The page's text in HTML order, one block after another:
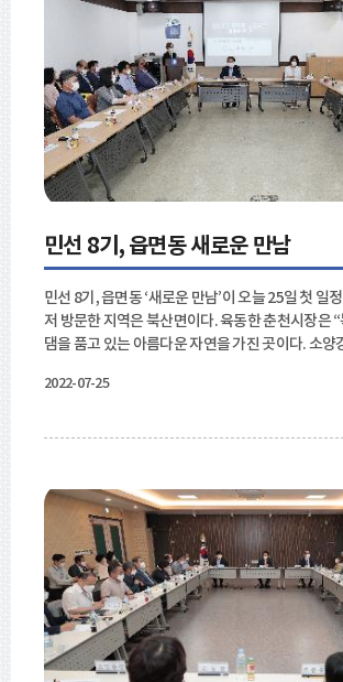
민선 8기, 읍면동 새로운 만남
민선 8기, 읍면동 ‘새로운 만남’이 오늘 25일 첫 일
저 방문한 지역은 북산면이다. 육동한 춘천시장은
댐을 품고 있는 아름다운 자연을 가진 곳이다. 소양
부분들은 더욱 발전해나가면서, 아픔 역시 보듬고
서는 “춘천을 첨산지식산업 도시로 만들어가는데
련으로 아이들과 청년들이 믿음을 가지고 지역에
것이다.”라고 했다. 바로 이어진 후평2동 주민들과
평2동에 들어서자 주차장에 마련된 어려운 이웃을
드는 모습이 가장 눈에 들어왔다. 정말 따뜻한 온기
는 생각이 들었다. 춘천을 좋은 공동체로 만들어가
서 할 수 있는 일이 아니다. 시장과 공직자 그리고
들이 합심해야 가능하다.”라고 했다. 이날 간담회
시장이 민선 8기의 방향을 직접 소개하고, 지역 주
2022-07-25